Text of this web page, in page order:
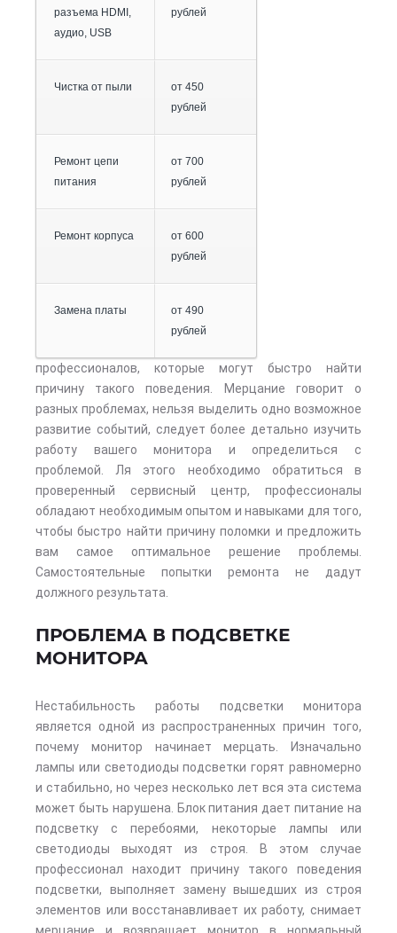
разъема HDMI,
аудио, USB
рублей
Чистка от пыли
от 450
рублей
Ремонт цепи
питания
от 700
рублей
Ремонт корпуса
от 600
рублей
Замена платы
от 490
рублей
профессионалов, которые могут быстро найти
причину такого поведения. Мерцание говорит о
разных проблемах, нельзя выделить одно возможное
развитие событий, следует более детально изучить
работу вашего монитора и определиться с
проблемой. Ля этого необходимо обратиться в
проверенный сервисный центр, профессионалы
обладают необходимым опытом и навыками для того,
чтобы быстро найти причину поломки и предложить
вам самое оптимальное решение проблемы.
Самостоятельные попытки ремонта не дадут
должного результата.
ПРОБЛЕМА В ПОДСВЕТКЕ
МОНИТОРА
Нестабильность работы подсветки монитора
является одной из распространенных причин того,
почему монитор начинает мерцать. Изначально
лампы или светодиоды подсветки горят равномерно
и стабильно, но через несколько лет вся эта система
может быть нарушена. Блок питания дает питание на
подсветку с перебоями, некоторые лампы или
светодиоды выходят из строя. В этом случае
профессионал находит причину такого поведения
подсветки, выполняет замену вышедших из строя
элементов или восстанавливает их работу, снимает